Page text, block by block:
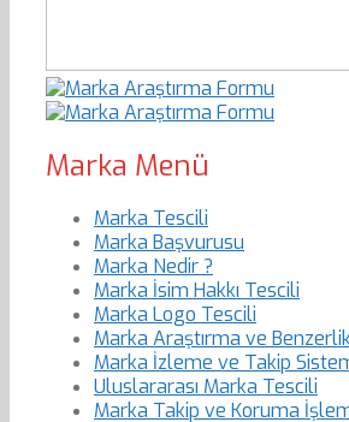
Marka Menü
Marka Tescili
Marka Başvurusu
Marka Nedir ?
Marka İsim Hakkı Tescili
Marka Logo Tescili
Marka Araştırma ve
Marka İzleme ve Takip
Uluslararası Marka Tescili
Marka Takip ve Koruma